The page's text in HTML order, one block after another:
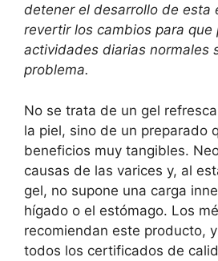
detener el desarrollo de esta
revertir los cambios para que
actividades diarias normales
problema.
No se trata de un gel
la piel, sino de un preparado
beneficios muy tangibles.
causas de las varices y, al
gel, no supone una carga
hígado o el estómago. Los
recomiendan este producto,
todos los certificados de